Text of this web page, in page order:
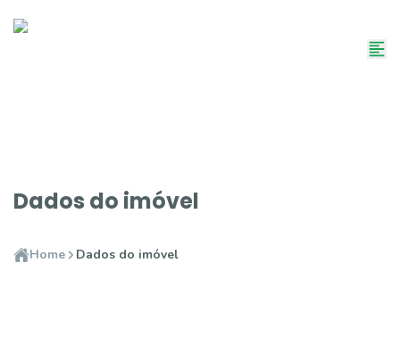
Dados do imóvel
Home Dados do imóvel